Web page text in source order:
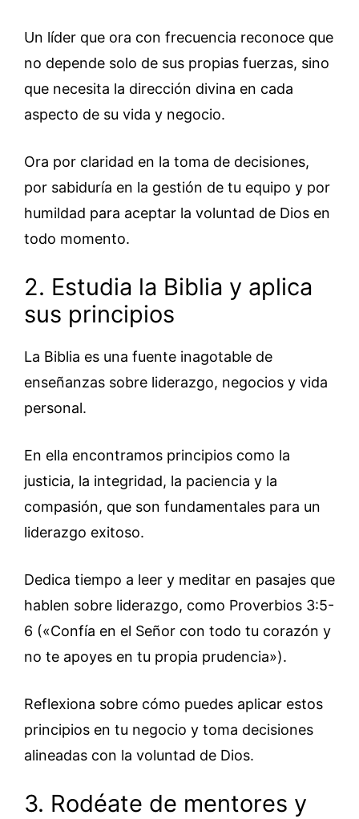
Un líder que ora con frecuencia reconoce que
no depende solo de sus propias fuerzas, sino
que necesita la dirección divina en cada
aspecto de su vida y negocio.
Ora por claridad en la toma de decisiones,
por sabiduría en la gestión de tu equipo y por
humildad para aceptar la voluntad de Dios en
todo momento.
2. Estudia la Biblia y aplica
sus principios
La Biblia es una fuente inagotable de
enseñanzas sobre liderazgo, negocios y vida
personal.
En ella encontramos principios como la
justicia, la integridad, la paciencia y la
compasión, que son fundamentales para un
liderazgo exitoso.
Dedica tiempo a leer y meditar en pasajes que
hablen sobre liderazgo, como Proverbios 3:5-
6 («Confía en el Señor con todo tu corazón y
no te apoyes en tu propia prudencia»).
Reflexiona sobre cómo puedes aplicar estos
principios en tu negocio y toma decisiones
alineadas con la voluntad de Dios.
3. Rodéate de mentores y